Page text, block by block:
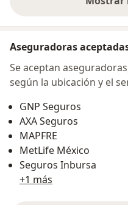
Aseguradoras
Se aceptan
según la ubicación y el
GNP Seguros
AXA Seguros
MAPFRE
MetLife México
Seguros Inbursa
+1 más